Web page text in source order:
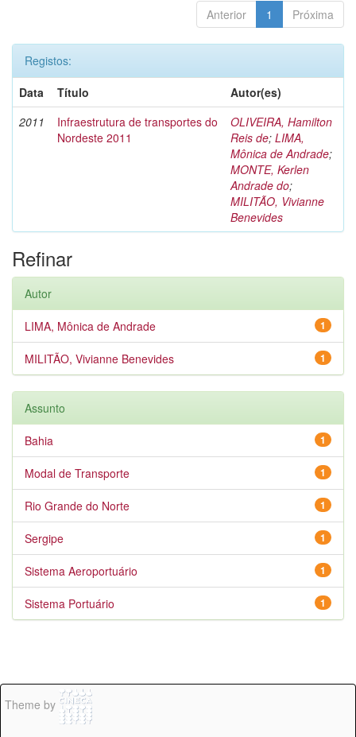
Anterior 1 Próxima
Registos:
Data
Título
Autor(es)
2011
Infraestrutura de transportes do
Nordeste 2011
OLIVEIRA, Hamilton
Reis de; LIMA,
Mônica de Andrade;
MONTE, Kerlen
Andrade do;
MILITÃO, Vivianne
Benevides
Refinar
Autor
1
LIMA, Mônica de Andrade
1
MILITÃO, Vivianne Benevides
Assunto
1
Bahia
1
Modal de Transporte
1
Rio Grande do Norte
1
Sergipe
1
Sistema Aeroportuário
1
Sistema Portuário
Theme by